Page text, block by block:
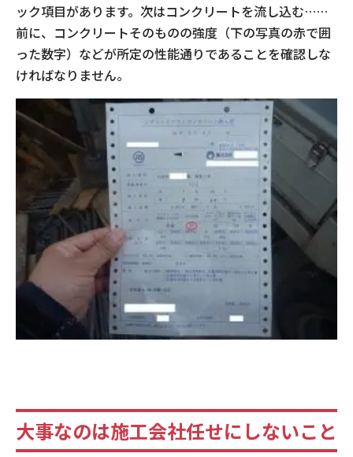
ック項目があります。次はコンクリートを流し込む……
前に、コンクリートそのものの強度（下の写真の赤で囲
った数字）などが所定の性能通りであることを確認しな
ければなりません。
大事なのは施工会社任せにしないこと